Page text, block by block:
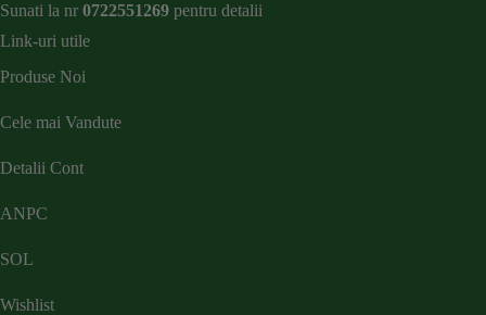
Sunati la nr 0722551269 pentru detalii
Link-uri utile
Produse Noi
Cele mai Vandute
Detalii Cont
ANPC
SOL
Wishlist